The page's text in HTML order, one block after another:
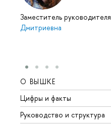
Заместитель руководителя
Дмитриевна
О ВЫШКЕ
Цифры и факты
Руководство и структура